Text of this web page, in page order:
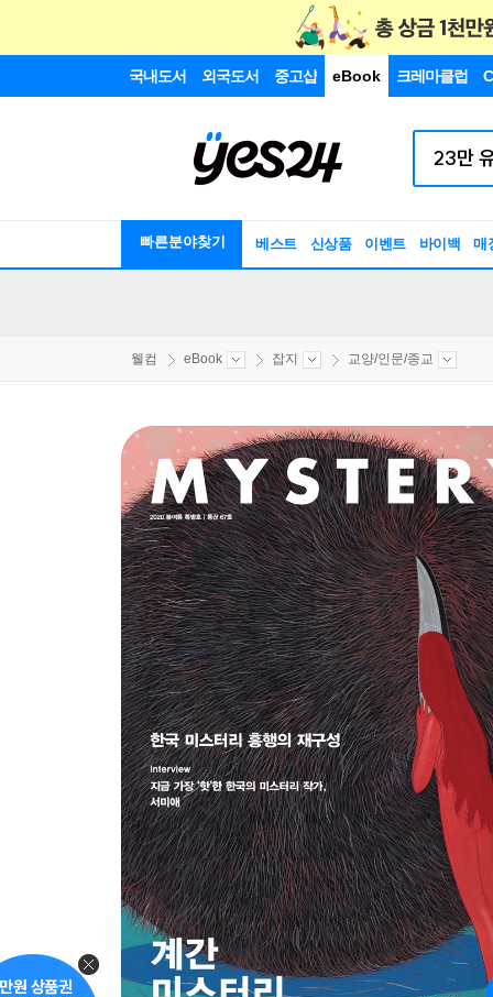
국내도서 외국도서 중고샵 eBook 크레마클럽
빠른분야찾기 베스트 신상품 이벤트 바이백 매
웰컴 eBook 잡지 교양/인문/종교